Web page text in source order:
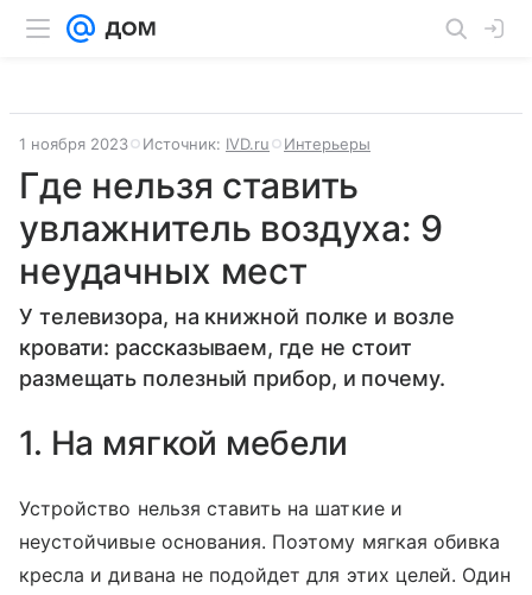
1 ноября 2023 Источник: IVD.ru Интерьеры
Где нельзя ставить
увлажнитель воздуха: 9
неудачных мест
У телевизора, на книжной полке и возле
кровати: рассказываем, где не стоит
размещать полезный прибор, и почему.
1. На мягкой мебели
Устройство нельзя ставить на шаткие и
неустойчивые основания. Поэтому мягкая обивка
кресла и дивана не подойдет для этих целей. Один